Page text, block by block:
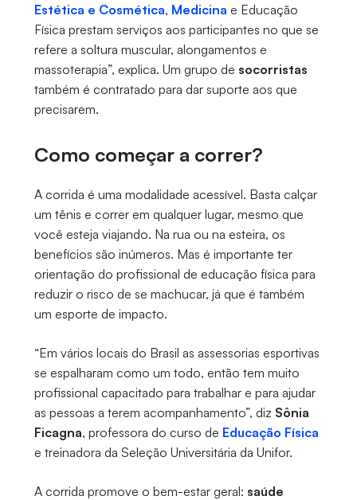
Estética e Cosmética, Medicina e Educação
Física prestam serviços aos participantes no que se
refere a soltura muscular, alongamentos e
massoterapia”, explica. Um grupo de socorristas
também é contratado para dar suporte aos que
precisarem.
Como começar a correr?
A corrida é uma modalidade acessível. Basta calçar
um tênis e correr em qualquer lugar, mesmo que
você esteja viajando. Na rua ou na esteira, os
benefícios são inúmeros. Mas é importante ter
orientação do profissional de educação física para
reduzir o risco de se machucar, já que é também
um esporte de impacto.
“Em vários locais do Brasil as assessorias esportivas
se espalharam como um todo, então tem muito
profissional capacitado para trabalhar e para ajudar
as pessoas a terem acompanhamento”, diz Sônia
Ficagna, professora do curso de Educação Física
e treinadora da Seleção Universitária da Unifor.
A corrida promove o bem-estar geral: saúde